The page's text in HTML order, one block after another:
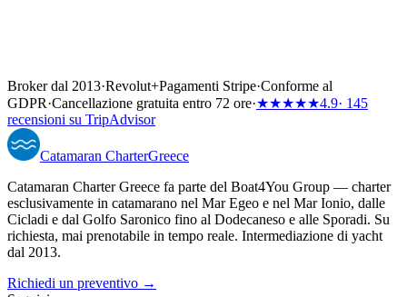
Broker dal 2013·Revolut+Pagamenti Stripe·Conforme al
GDPR·Cancellazione gratuita entro 72 ore·★★★★★4.9· 145
recensioni su TripAdvisor
Catamaran CharterGreece
Catamaran Charter Greece fa parte del Boat4You Group — charter
esclusivamente in catamarano nel Mar Egeo e nel Mar Ionio, dalle
Cicladi e dal Golfo Saronico fino al Dodecaneso e alle Sporadi. Su
richiesta, mai prenotabile in tempo reale. Intermediazione di yacht
dal 2013.
Richiedi un preventivo →